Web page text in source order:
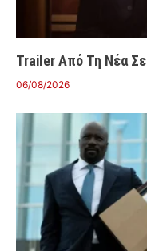
Trailer Από Τη Νέα
06/08/2026